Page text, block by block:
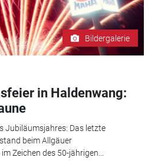
Bildergalerie
in Haldenwang:
Jubiläumsjahres: Das letzte
beim Allgäuer
Zeichen des 50-jährigen...